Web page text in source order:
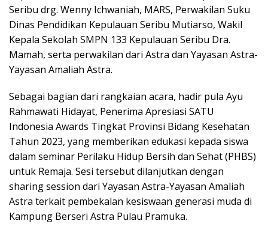
Seribu drg. Wenny Ichwaniah, MARS, Perwakilan Suku
Dinas Pendidikan Kepulauan Seribu Mutiarso, Wakil
Kepala Sekolah SMPN 133 Kepulauan Seribu Dra.
Mamah, serta perwakilan dari Astra dan Yayasan Astra-
Yayasan Amaliah Astra.
Sebagai bagian dari rangkaian acara, hadir pula Ayu
Rahmawati Hidayat, Penerima Apresiasi SATU
Indonesia Awards Tingkat Provinsi Bidang Kesehatan
Tahun 2023, yang memberikan edukasi kepada siswa
dalam seminar Perilaku Hidup Bersih dan Sehat (PHBS)
untuk Remaja. Sesi tersebut dilanjutkan dengan
sharing session dari Yayasan Astra-Yayasan Amaliah
Astra terkait pembekalan kesiswaan generasi muda di
Kampung Berseri Astra Pulau Pramuka.